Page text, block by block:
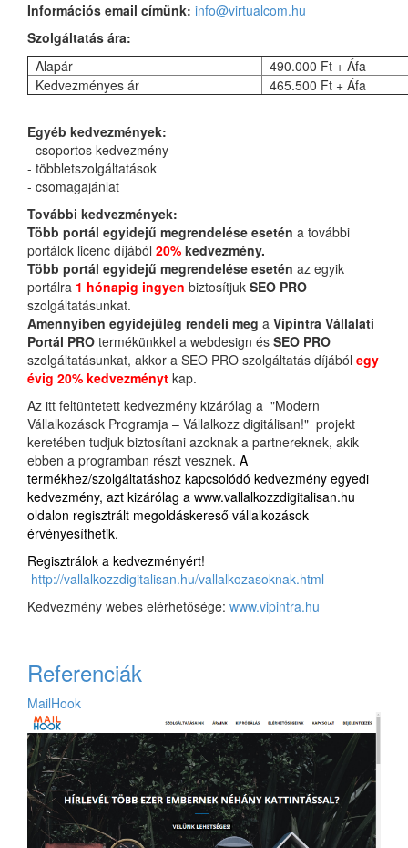
Információs email címünk: info@virtualcom.hu
Szolgáltatás ára:
Alapár
490.000 Ft + Áfa
Kedvezményes ár
465.500 Ft + Áfa
Egyéb kedvezmények:
- csoportos kedvezmény
- többletszolgáltatások
- csomagajánlat
További kedvezmények:
Több portál egyidejű megrendelése esetén a további
portálok licenc díjából 20% kedvezmény.
Több portál egyidejű megrendelése esetén az egyik
portálra 1 hónapig ingyen biztosítjuk SEO PRO
szolgáltatásunkat.
Amennyiben egyidejűleg rendeli meg a Vipintra Vállalati
Portál PRO termékünkkel a webdesign és SEO PRO
szolgáltatásunkat, akkor a SEO PRO szolgáltatás díjából egy
évig 20% kedvezményt kap.
Az itt feltüntetett kedvezmény kizárólag a "Modern
Vállalkozások Programja – Vállalkozz digitálisan!" projekt
keretében tudjuk biztosítani azoknak a partnereknek, akik
ebben a programban részt vesznek. A
termékhez/szolgáltatáshoz kapcsolódó kedvezmény egyedi
kedvezmény, azt kizárólag a www.vallalkozzdigitalisan.hu
oldalon regisztrált megoldáskereső vállalkozások
érvényesíthetik.
Regisztrálok a kedvezményért!
http://vallalkozzdigitalisan.hu/vallalkozasoknak.html
Kedvezmény webes elérhetősége: www.vipintra.hu
Referenciák
MailHook